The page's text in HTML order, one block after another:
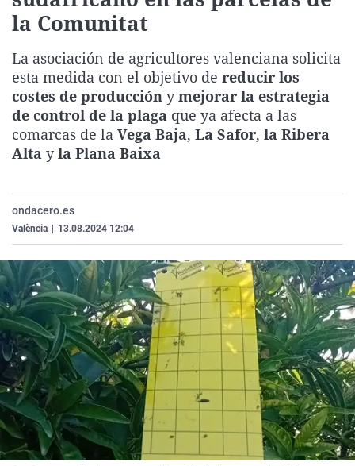
Como el perro y el
Equipo de
Operación Viuda
La Rioja
Navarra
País Vasco
Elecciones
la Comunitat
La asociación de agricultores valenciana solicita
esta medida con el objetivo de reducir los
costes de producción ymejorar la estrategia
de control de la plaga que ya afecta a las
comarcas de la Vega Baja, La Safor, la Ribera
Alta yla Plana Baixa
ondacero.es
València 13.08.2024 12:04